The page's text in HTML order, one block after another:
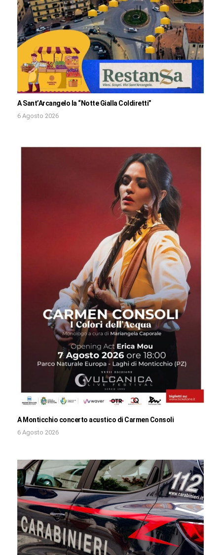
A Sant’Arcangelo la “Notte Gialla Coldiretti”
6 Agosto 2026
A Monticchio concerto acustico di Carmen Consoli
6 Agosto 2026